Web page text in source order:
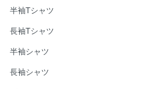
半袖Tシャツ
長袖Tシャツ
半袖シャツ
長袖シャツ